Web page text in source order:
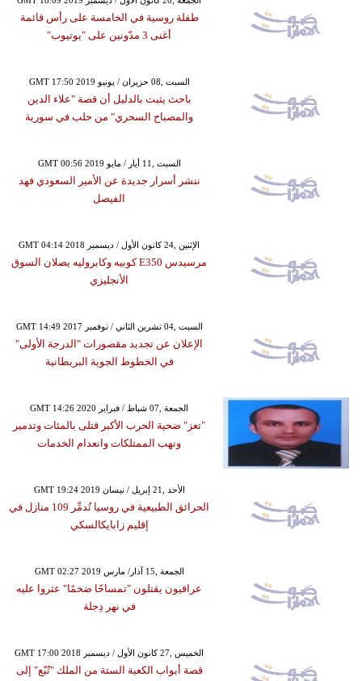
طفلة روسية في الخامسة على رأس قائمة
أغنى 3 مدّونين على "يوتيوب"
GMT 17:50 2019 السبت ,08 حزيران / يونيو
باحث يثبت بالدليل أن قصة "علاء الدين
والمصباح السحري" من حلب في سورية
GMT 00:56 2019 السبت ,11 أيار / مايو
ننشر أسرار جديدة عن الأمير السعودي فهد
الفيصل
GMT 04:14 2018 الإثنين ,24 كانون الأول / ديسمبر
مرسيدس E350 كوبيه وكابروليه يصلان السوق
الأنجليزي
GMT 14:49 2017 السبت ,04 تشرين الثاني / نوفمبر
الإعلان عن تجديد مقصورات "الدرجة الأولى"
في الخطوط الجوية البريطانية
GMT 14:26 2020 الجمعة ,07 شباط / فبراير
"تعز" ضحية الحرب الأكبر قتلى بالمئات وتدمير
ونهب الممتلكات وانعدام الخدمات
GMT 19:24 2019 الأحد ,21 إبريل / نيسان
الحرائق الطبيعية في روسيا تُدمِّر 109 منازل في
إقليم زابايكالسكي
GMT 02:27 2019 الجمعة ,15 آذار/ مارس
عراقيون يقتلون "تمساحًا ضخمًا" عثروا عليه
في نهر دِجلة
GMT 17:00 2018 الخميس ,27 كانون الأول / ديسمبر
قصة أبواب الكعبة الستة من الملك "تُبّع" إلى